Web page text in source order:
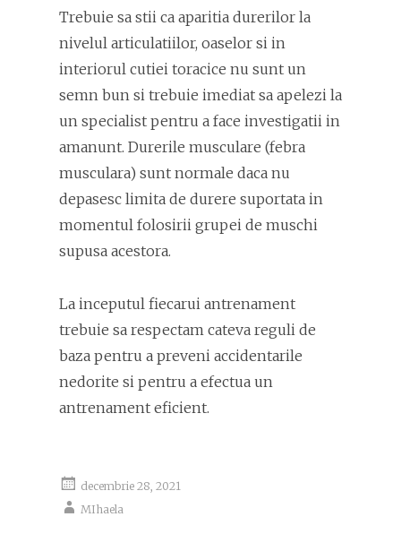
Trebuie sa stii ca aparitia durerilor la
nivelul articulatiilor, oaselor si in
interiorul cutiei toracice nu sunt un
semn bun si trebuie imediat sa apelezi la
un specialist pentru a face investigatii in
amanunt. Durerile musculare (febra
musculara) sunt normale daca nu
depasesc limita de durere suportata in
momentul folosirii grupei de muschi
supusa acestora.
La inceputul fiecarui antrenament
trebuie sa respectam cateva reguli de
baza pentru a preveni accidentarile
nedorite si pentru a efectua un
antrenament eficient.
decembrie 28, 2021
MIhaela